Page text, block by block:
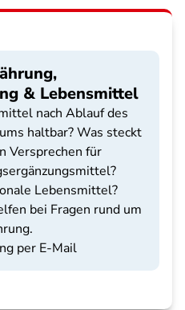
& Lebensmittel
nach Ablauf des
haltbar? Was steckt
Versprechen für
Lebensmittel?
bei Fragen rund um
per E-Mail